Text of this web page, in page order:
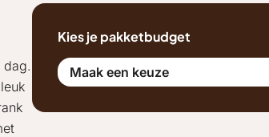
dag.
Kies je pakketbudget
Maak een keuze